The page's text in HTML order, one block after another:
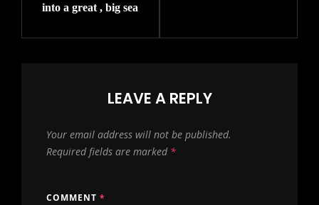
into a great , big sea
LEAVE A REPLY
Your email address will not be published.
Required fields are marked *
COMMENT *